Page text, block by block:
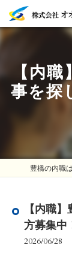
【内
事を探
【内職
方募集中
2026/06/28